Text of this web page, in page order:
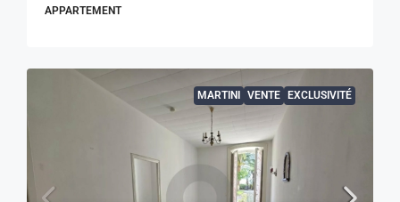
APPARTEMENT
MARTINI VENTE EXCLUSIVITÉ